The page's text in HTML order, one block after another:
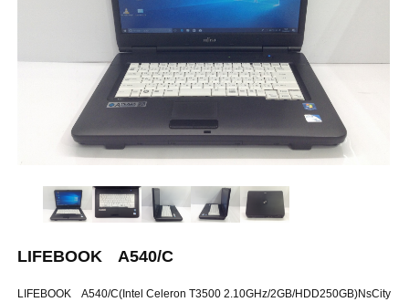
LIFEBOOK A540/C
LIFEBOOK A540/C(Intel Celeron T3500 2.10GHz/2GB/HDD250GB)NsCity